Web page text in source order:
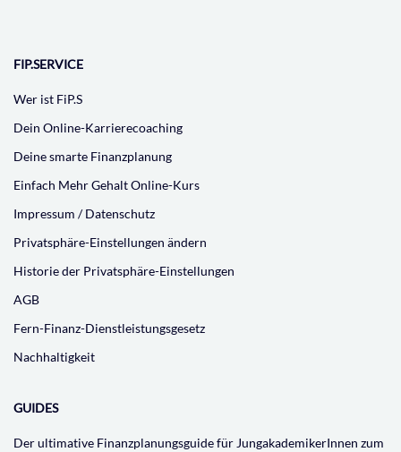
FIP.SERVICE
Wer ist FiP.S
Dein Online-Karrierecoaching
Deine smarte Finanzplanung
Einfach Mehr Gehalt Online-Kurs
Impressum / Datenschutz
Privatsphäre-Einstellungen ändern
Historie der Privatsphäre-Einstellungen
AGB
Fern-Finanz-Dienstleistungsgesetz
Nachhaltigkeit
GUIDES
Der ultimative Finanzplanungsguide für JungakademikerInnen zum